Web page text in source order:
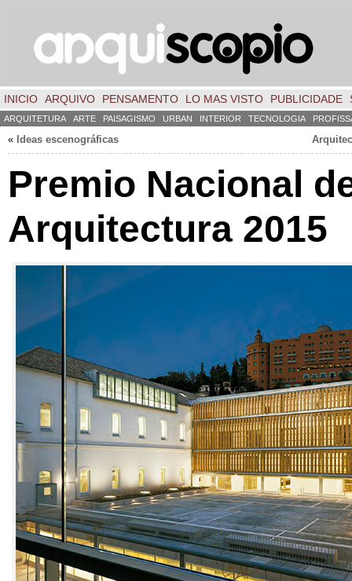
INICIO ARQUIVO PENSAMENTO LO MAS VISTO PUBLICIDADE
ARQUITETURA ARTE PAISAGISMO URBAN INTERIOR TECNOLOGIA
« Ideas escenográficas
Premio Nacional
Arquitectura 2015